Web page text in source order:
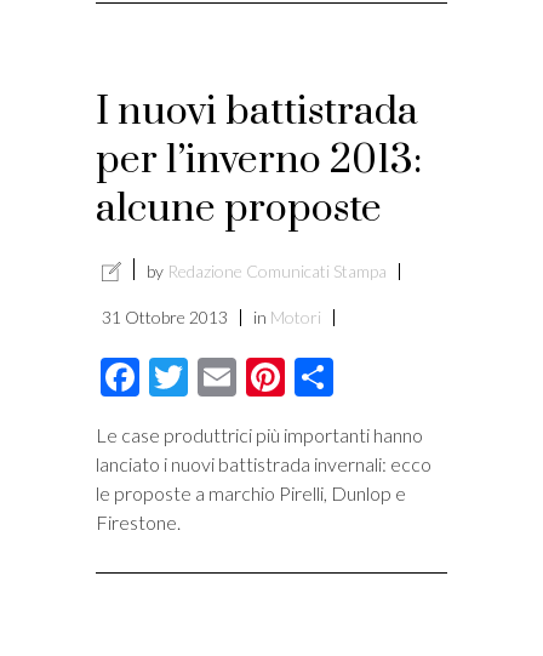
I nuovi battistrada
per l’inverno 2013:
alcune proposte
by Redazione Comunicati Stampa
31 Ottobre 2013 in Motori
Facebook
Twitter
EmailPinterest
Le case produttrici più importanti hanno
lanciato i nuovi battistrada invernali: ecco
le proposte a marchio Pirelli, Dunlop e
Firestone.